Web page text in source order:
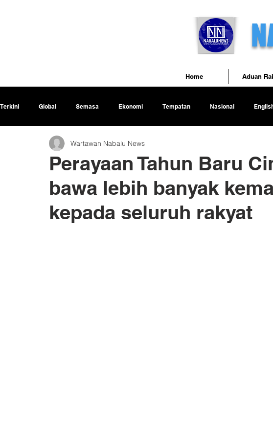
Terkini Global Semasa Ekonomi Tempatan Nasional
Perayaan Tahun Baru
bawa lebih banyak
kepada seluruh rakyat
Wartawan Nabalu News
Home Aduan